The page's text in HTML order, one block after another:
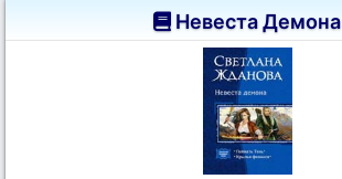
Невеста Демона